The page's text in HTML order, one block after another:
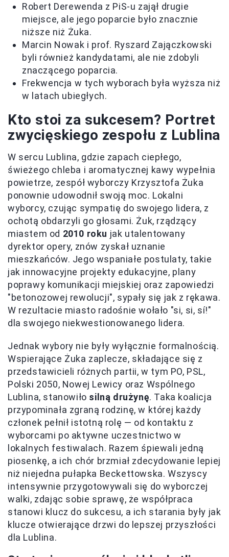
Robert Derewenda z PiS-u zajął drugie
miejsce, ale jego poparcie było znacznie
niższe niż Żuka.
Marcin Nowak i prof. Ryszard Zajączkowski
byli również kandydatami, ale nie zdobyli
znaczącego poparcia.
Frekwencja w tych wyborach była wyższa niż
w latach ubiegłych.
Kto stoi za sukcesem? Portret
zwycięskiego zespołu z Lublina
W sercu Lublina, gdzie zapach ciepłego,
świeżego chleba i aromatycznej kawy wypełnia
powietrze, zespół wyborczy Krzysztofa Żuka
ponownie udowodnił swoją moc. Lokalni
wyborcy, czując sympatię do swojego lidera, z
ochotą obdarzyli go głosami. Żuk, rządzący
miastem od 2010 roku jak utalentowany
dyrektor opery, znów zyskał uznanie
mieszkańców. Jego wspaniałe postulaty, takie
jak innowacyjne projekty edukacyjne, plany
poprawy komunikacji miejskiej oraz zapowiedzi
"betonozowej rewolucji", sypały się jak z rękawa.
W rezultacie miasto radośnie wołało "si, si, sí!"
dla swojego niekwestionowanego lidera.
Jednak wybory nie były wyłącznie formalnością.
Wspierające Żuka zaplecze, składające się z
przedstawicieli różnych partii, w tym PO, PSL,
Polski 2050, Nowej Lewicy oraz Wspólnego
Lublina, stanowiło silną drużynę. Taka koalicja
przypominała zgraną rodzinę, w której każdy
członek pełnił istotną rolę — od kontaktu z
wyborcami po aktywne uczestnictwo w
lokalnych festiwalach. Razem śpiewali jedną
piosenkę, a ich chór brzmiał zdecydowanie lepiej
niż niejedna pułapka Beckettowska. Wszyscy
intensywnie przygotowywali się do wyborczej
walki, zdając sobie sprawę, że współpraca
stanowi klucz do sukcesu, a ich starania były jak
klucze otwierające drzwi do lepszej przyszłości
dla Lublina.